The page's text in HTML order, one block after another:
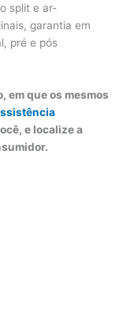
split e ar-
garantia em
pré e pós
em que os mesmos
e localize a